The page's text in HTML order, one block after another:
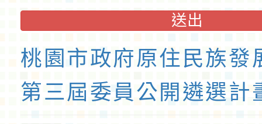
送出
桃園市政府原住民族發
第三屆委員公開遴選計